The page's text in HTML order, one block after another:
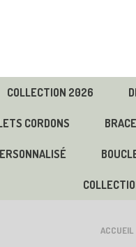
COLLECTION 2026
CORDONS
ACCUEIL